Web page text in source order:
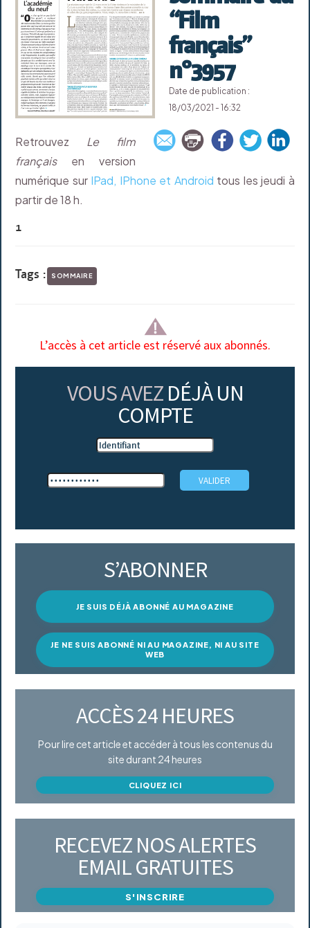
“Film
français”
n°3957
Date de publication :
18/03/2021 - 16:32
Retrouvez Le film
françaisen version
numérique sur IPad, IPhone et Android tous les jeudi à
partir de 18 h.
1
Tags : SOMMAIRE
L’accès à cet article est réservé aux abonnés.
VOUS AVEZ DÉJÀ UN
COMPTE
S’ABONNER
JE SUIS DÉJÀ ABONNÉ AU MAGAZINE
JE NE SUIS ABONNÉ NI AU MAGAZINE, NI AU SITE
WEB
ACCÈS 24 HEURES
Pour lire cet article et accéder à tous les contenus du
site durant 24 heures
CLIQUEZ ICI
RECEVEZ NOS ALERTES
EMAIL GRATUITES
S'INSCRIRE